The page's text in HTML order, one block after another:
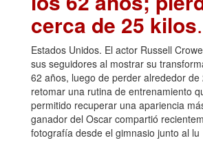
cerca de 25 kilos
Estados Unidos. El actor Russell
sus seguidores al mostrar su
62 años, luego de perder alrededor de
retomar una rutina de entrenamiento
permitido recuperar una apariencia
ganador del Oscar compartió
fotografía desde el gimnasio junto al lu